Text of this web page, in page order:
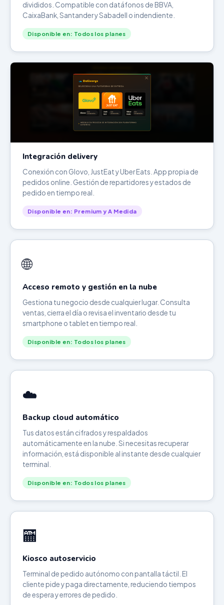
divididos. Compatible con datáfonos de BBVA,
CaixaBank, Santander y Sabadell o indendiente.
Disponible en: Todos los planes
Integración delivery
Conexión con Glovo, JustEat y Uber Eats. App propia de
pedidos online. Gestión de repartidores y estados de
pedido en tiempo real.
Disponible en: Premium y A Medida
🌐
Acceso remoto y gestión en la nube
Gestiona tu negocio desde cualquier lugar. Consulta
ventas, cierra el día o revisa el inventario desde tu
smartphone o tablet en tiempo real.
Disponible en: Todos los planes
☁️
Backup cloud automático
Tus datos están cifrados y respaldados
automáticamente en la nube. Si necesitas recuperar
información, está disponible al instante desde cualquier
terminal.
Disponible en: Todos los planes
🏧
Kiosco autoservicio
Terminal de pedido autónomo con pantalla táctil. El
cliente pide y paga directamente, reduciendo tiempos
de espera y errores de pedido.